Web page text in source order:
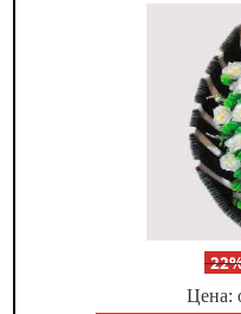
-
Цена: